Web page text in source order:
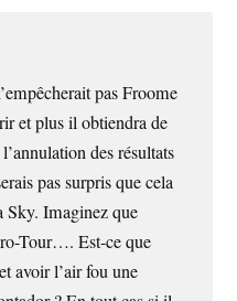
pas Froome
et plus il obtiendra de
des résultats
pas surpris que cela
Sky. Imaginez que
Tour…. Est-ce que
avoir l’air fou une